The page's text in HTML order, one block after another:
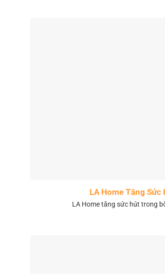
LA Home Tăng Sức
LA Home tăng sức hút trong